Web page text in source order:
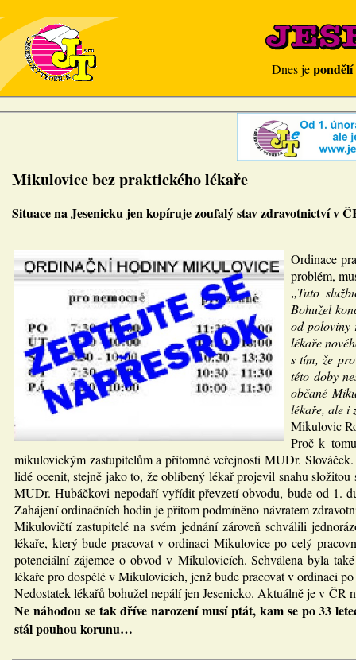
Dnes jepondělí
Mikulovice bez praktického lékaře
Situace na Jesenicku jen kopíruje zoufalý stav zdravotnictví v
Ordinace
problém,
„Tuto
Bohužel
od poloviny
lékaře
s tím, že
této doby
občané
lékaře, ale i
Mikulovic
Proč k
mikulovickým zastupitelům a přítomné veřejnosti MUDr.
lidé ocenit, stejně jako to, že oblíbený lékař projevil snahu
MUDr. Hubáčkovi nepodaří vyřídit převzetí obvodu, bude od 1.
Zahájení ordinačních hodin je přitom podmíněno návratem
Mikulovičtí zastupitelé na svém jednání zároveň schválili
lékaře, který bude pracovat v ordinaci Mikulovice po celý
potenciální zájemce o obvod v Mikulovicích. Schválena byla
lékaře pro dospělé v Mikulovicích, jenž bude pracovat v ordinaci
Nedostatek lékařů bohužel nepálí jen Jesenicko. Aktuálně je v ČR
Ne náhodou se tak dříve narození musí ptát, kam se po 33
stál pouhou korunu…